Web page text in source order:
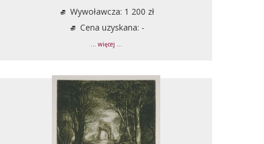
Wywoławcza: 1 200 zł
Cena uzyskana: -
... więcej ...